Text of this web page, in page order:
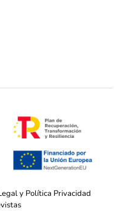
y Política Privacidad